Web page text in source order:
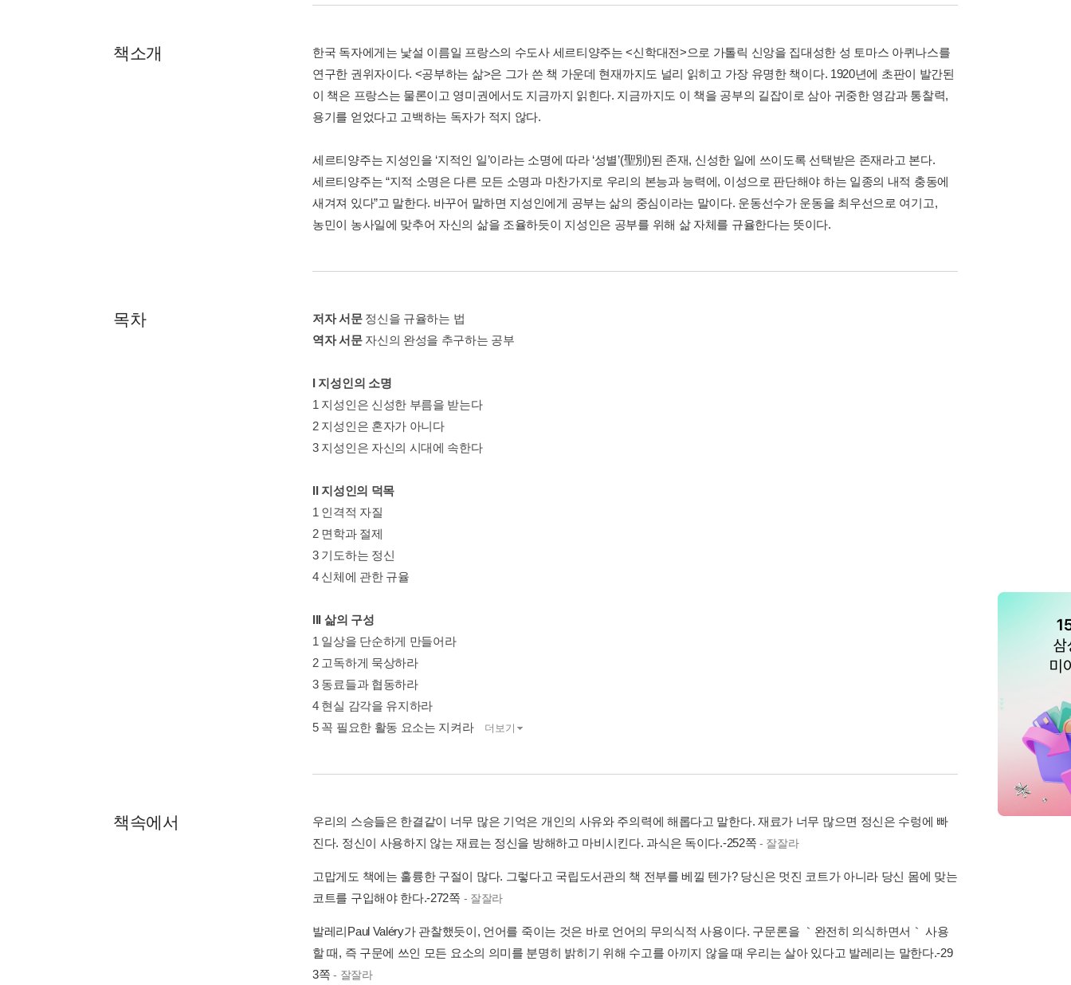
책소개
한국 독자에게는 낯설 이름일 프랑스의 수도사 세르티양주는 <신학대전>으로 가톨릭 신앙을 집대성한 성 토마스 아퀴나스를
연구한 권위자이다. <공부하는 삶>은 그가 쓴 책 가운데 현재까지도 널리 읽히고 가장 유명한 책이다. 1920년에 초판이 발간된
이 책은 프랑스는 물론이고 영미권에서도 지금까지 읽힌다. 지금까지도 이 책을 공부의 길잡이로 삼아 귀중한 영감과 통찰력,
용기를 얻었다고 고백하는 독자가 적지 않다.
세르티양주는 지성인을 ‘지적인 일’이라는 소명에 따라 ‘성별’(聖別)된 존재, 신성한 일에 쓰이도록 선택받은 존재라고 본다.
세르티양주는 “지적 소명은 다른 모든 소명과 마찬가지로 우리의 본능과 능력에, 이성으로 판단해야 하는 일종의 내적 충동에
새겨져 있다”고 말한다. 바꾸어 말하면 지성인에게 공부는 삶의 중심이라는 말이다. 운동선수가 운동을 최우선으로 여기고,
농민이 농사일에 맞추어 자신의 삶을 조율하듯이 지성인은 공부를 위해 삶 자체를 규율한다는 뜻이다.
목차 저자 서문 정신을 규율하는 법
역자 서문자신의 완성을 추구하는 공부
I 지성인의 소명
1 지성인은 신성한 부름을 받는다
2 지성인은 혼자가 아니다
3 지성인은 자신의 시대에 속한다
II 지성인의 덕목
1 인격적 자질
2 면학과 절제
3 기도하는 정신
4 신체에 관한 규율
III 삶의 구성
1 일상을 단순하게 만들어라
2 고독하게 묵상하라
3 동료들과 협동하라
4 현실 감각을 유지하라
5 꼭 필요한 활동 요소는 지켜라
더보기
책속에서
우리의 스승들은 한결같이 너무 많은 기억은 개인의 사유와 주의력에 해롭다고 말한다. 재료가 너무 많으면 정신은 수렁에 빠
진다. 정신이 사용하지 않는 재료는 정신을 방해하고 마비시킨다. 과식은 독이다.-252쪽 - 잘잘라
고맙게도 책에는 훌륭한 구절이 많다. 그렇다고 국립도서관의 책 전부를 베낄 텐가? 당신은 멋진 코트가 아니라 당신 몸에 맞는
코트를 구입해야 한다.-272쪽 - 잘잘라
발레리Paul Valéry가 관찰했듯이, 언어를 죽이는 것은 바로 언어의 무의식적 사용이다. 구문론을 ｀완전히 의식하면서｀ 사용
할 때, 즉 구문에 쓰인 모든 요소의 의미를 분명히 밝히기 위해 수고를 아끼지 않을 때 우리는 살아 있다고 발레리는 말한다.-29
3쪽- 잘잘라